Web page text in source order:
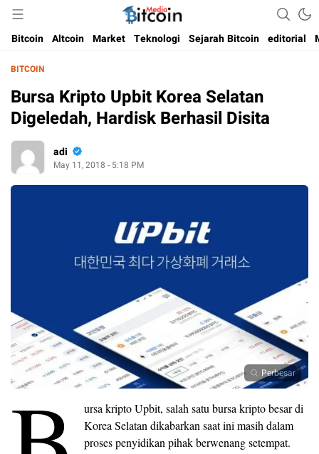
Bitcoin Media Indonesia
Media Bitcoin dan Cryptocurrency, dan Blockchain di Indonesia
Bitcoin Altcoin Market Teknologi Sejarah Bitcoin editorial
BITCOIN
Bursa Kripto Upbit Korea Selatan
Digeledah, Hardisk Berhasil Disita
adi
May 11, 2018 - 5:18 PM
Perbesar
ursa kripto Upbit, salah satu bursa kripto besar di
Korea Selatan dikabarkan saat ini masih dalam
proses penyidikan pihak berwenang setempat.